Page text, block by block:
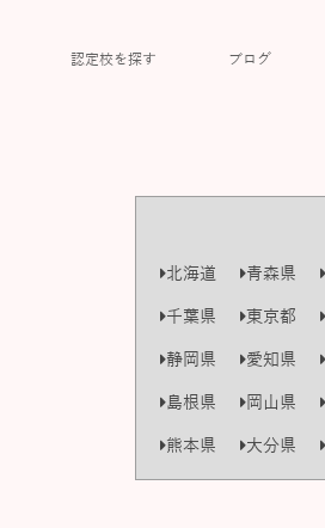
認定校を探す ブログ
北海道 青森県
千葉県
東京都
静岡県
愛知県
島根県
岡山県
熊本県
大分県